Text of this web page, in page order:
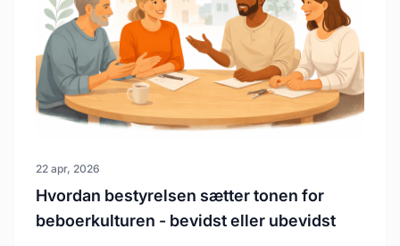
22 apr, 2026
Hvordan bestyrelsen sætter tonen for
beboerkulturen - bevidst eller ubevidst